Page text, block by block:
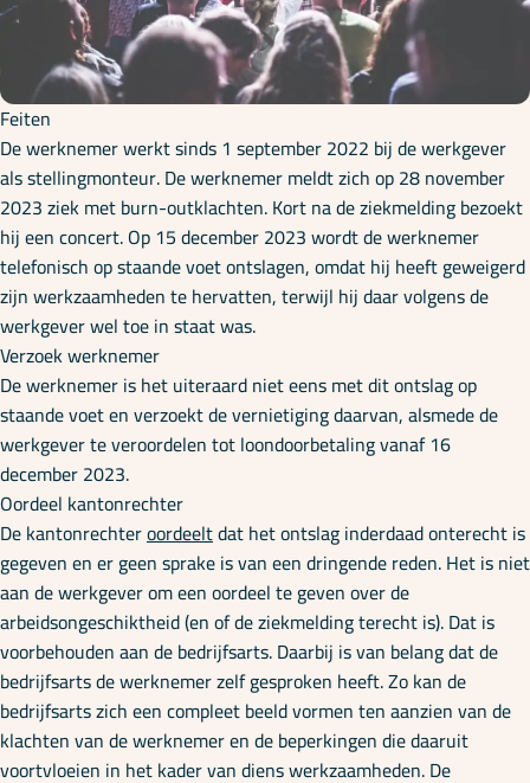
Kennisbank
Cursussen
Podcasts
Over ons
Feiten
De werknemer werkt sinds 1 september 2022 bij de werkgever
als stellingmonteur. De werknemer meldt zich op 28 november
2023 ziek met burn-outklachten. Kort na de ziekmelding bezoekt
hij een concert. Op 15 december 2023 wordt de werknemer
telefonisch op staande voet ontslagen, omdat hij heeft geweigerd
zijn werkzaamheden te hervatten, terwijl hij daar volgens de
werkgever wel toe in staat was.
Verzoek werknemer
De werknemer is het uiteraard niet eens met dit ontslag op
staande voet en verzoekt de vernietiging daarvan, alsmede de
werkgever te veroordelen tot loondoorbetaling vanaf 16
december 2023.
Oordeel kantonrechter
De kantonrechteroordeeltdat het ontslag inderdaad onterecht is
gegeven en er geen sprake is van een dringende reden. Het is niet
aan de werkgever om een oordeel te geven over de
arbeidsongeschiktheid (en of de ziekmelding terecht is). Dat is
voorbehouden aan de bedrijfsarts. Daarbij is van belang dat de
bedrijfsarts de werknemer zelf gesproken heeft. Zo kan de
bedrijfsarts zich een compleet beeld vormen ten aanzien van de
klachten van de werknemer en de beperkingen die daaruit
voortvloeien in het kader van diens werkzaamheden. De